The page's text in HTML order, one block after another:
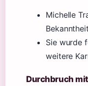
Michelle
Sie wurde
weitere
Durchbruch